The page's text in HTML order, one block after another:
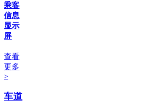
乘客
信息
显示
屏
查看
更多
>
车道